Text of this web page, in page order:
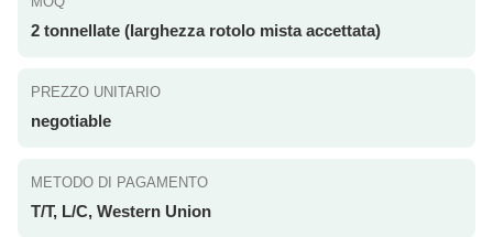
2 tonnellate (larghezza rotolo mista accettata)
PREZZO UNITARIO
negotiable
METODO DI PAGAMENTO
T/T, L/C, Western Union